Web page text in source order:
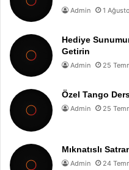
Admin 1
Hediye
Getirin
Admin 25
Özel Tango
Admin 25
Mıknatıslı
Admin 24